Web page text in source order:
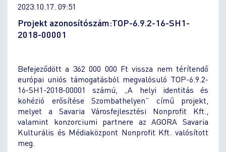
2023.10.17. 09:51
Projekt azonosítószám:TOP-6.9.2-16-SH1-
2018-00001
Befejeződött a 362 000 000 Ft vissza nem térítendő
európai uniós támogatásból megvalósuló TOP-6.9.2-
16-SH1-2018-00001 számú, „A helyi identitás és
kohézió erősítése Szombathelyen” című projekt,
melyet a Savaria Városfejlesztési Nonprofit Kft.,
valamint konzorciumi partnere az AGORA Savaria
Kulturális és Médiaközpont Nonprofit Kft. valósított
meg.